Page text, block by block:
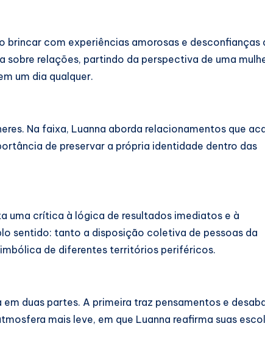
brincar com experiências amorosas e desconfianças
relações, partindo da perspectiva de uma
um dia qualquer.
Na faixa, Luanna aborda relacionamentos que
de preservar a própria identidade dentro das
uma crítica à lógica de resultados imediatos e à
sentido: tanto a disposição coletiva de pessoas da
de diferentes territórios periféricos.
duas partes. A primeira traz pensamentos e
mais leve, em que Luanna reafirma suas